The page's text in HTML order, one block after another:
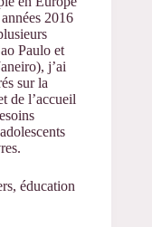
2016
Paulo et
j’ai
sur la
de l’accueil
éducation